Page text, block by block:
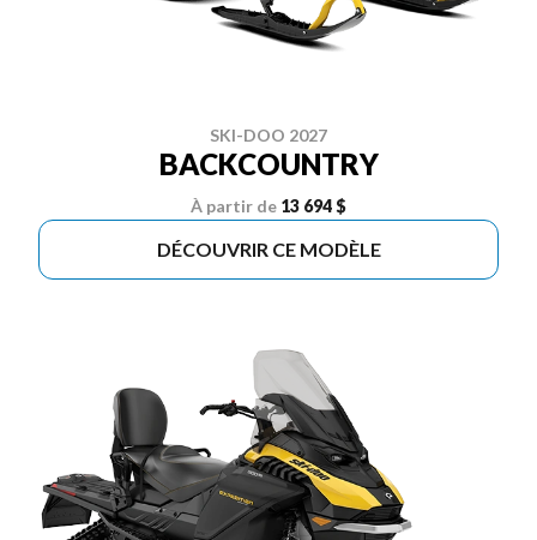
SKI-DOO 2027
BACKCOUNTRY
À partir de 13 694 $
DÉCOUVRIR CE MODÈLE